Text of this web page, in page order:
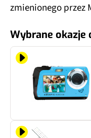
zmienionego przez
Wybrane okazje